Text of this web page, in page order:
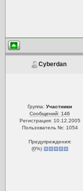
Cyberdan
Группа:Участники
Сообщений: 146
Регистрация: 10.12.2005
Пользователь №: 1054
Предупреждения:
(0%)